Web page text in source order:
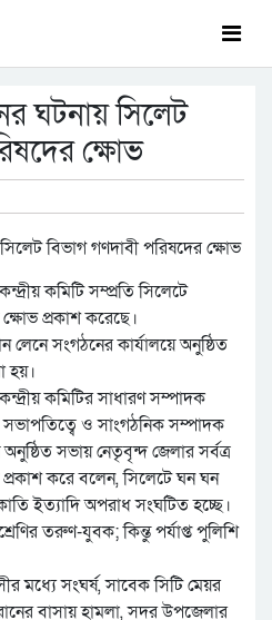
ঘটনায় সিলেট
ক্ষোভ
কমিটি সম্প্রতি সিলেটে
প্রকাশ করেছে।
লেনে সংগঠনের কার্যালয়ে অনুষ্ঠিত
হয়।
কমিটির সাধারণ সম্পাদক
ও সাংগঠনিক সম্পাদক
সভায় নেতৃবৃন্দ জেলার সর্বত্র
করে বলেন, সিলেটে ঘন ঘন
ইত্যাদি অপরাধ সংঘটিত হচ্ছে।
তরুণ-যুবক; কিন্তু পর্যাপ্ত পুলিশি
মধ্যে সংঘর্ষ, সাবেক সিটি মেয়র
বাসায় হামলা, সদর উপজেলার